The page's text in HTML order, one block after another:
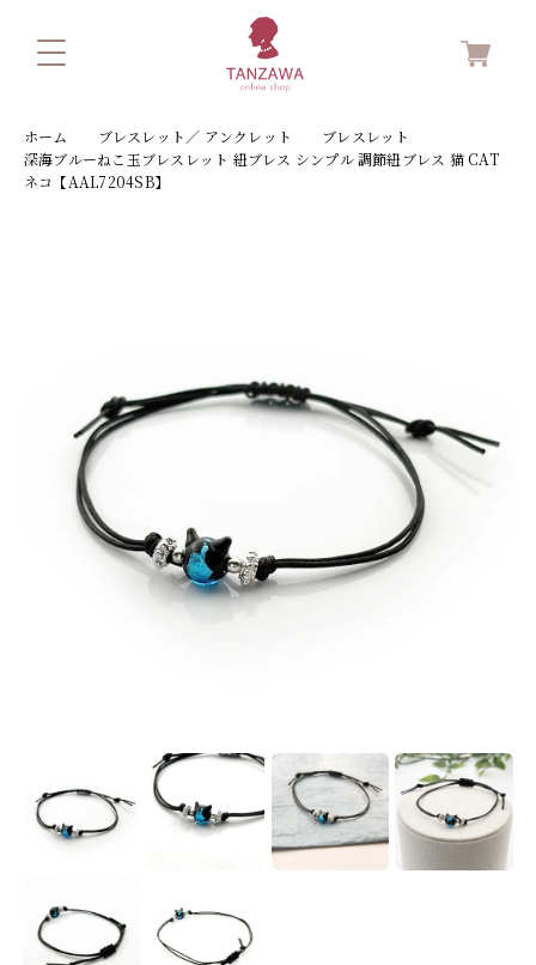
ホーム ブレスレット／ アンクレット
ブレスレット
深海ブルーねこ玉ブレスレット 紐ブレス シンプル 調節紐ブレス 猫 CAT
ネコ【AAL7204SB】